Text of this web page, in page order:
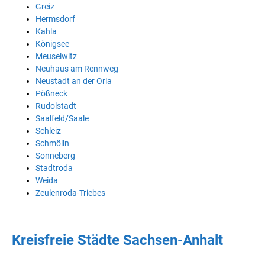
Greiz
Hermsdorf
Kahla
Königsee
Meuselwitz
Neuhaus am Rennweg
Neustadt an der Orla
Pößneck
Rudolstadt
Saalfeld/Saale
Schleiz
Schmölln
Sonneberg
Stadtroda
Weida
Zeulenroda-Triebes
Kreisfreie Städte Sachsen-Anhalt